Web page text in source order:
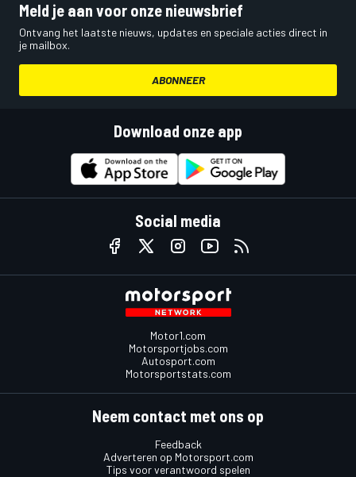
Meld je aan voor onze nieuwsbrief
Ontvang het laatste nieuws, updates en speciale acties direct in
je mailbox.
ABONNEER
Download onze app
Social media
Motor1.com
Motorsportjobs.com
Autosport.com
Motorsportstats.com
Neem contact met ons op
Feedback
Adverteren op Motorsport.com
Tips voor verantwoord spelen